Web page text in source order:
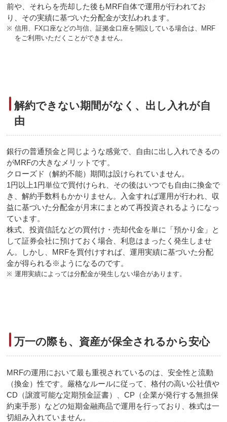
前や、それらを売却した後もMRF自体で運用が行われてお
り、その実績に基づいた分配金が支払われます。
※ 信用、FX口座などの与信、証拠金口座を開設している場合は、MRF
をご利用いただくことができません。
解約できない期間がなく、出し入れが自
由
銀行の普通預金と同じような感覚で、自由に出し入れできるの
がMRFの大きなメリットです。
クローズド（解約不能）期間は設けられていません。
1円以上1円単位で買付けられ、その後はいつでも自由に換金で
き、解約手数料もかかりません。入金すれば運用が行われ、収
益に基づいた分配金が月末にまとめて再投資されるようになっ
ています。
株式、投資信託などの買付け・売却代金を単に「預かり金」と
して証券会社に預けておく場合、利息はまったく発生しませ
ん。しかし、MRFを買付けすれば、運用実績に基づいた分配
金が得られる※ようになるのです。
※ 運用実績によっては分配金が発生しない場合があります。
万一の際も、資産が保全されるから安心
MRFの運用において最も重視されているのは、安全性と流動
（換金）性です。厳格なルールに従って、格付の高い公社債や
CD（譲渡可能な定期預金証書）、CP（企業が発行する無担保
約束手形）などの短期金融商品で運用を行っており、株式は一
切組み入れていません。